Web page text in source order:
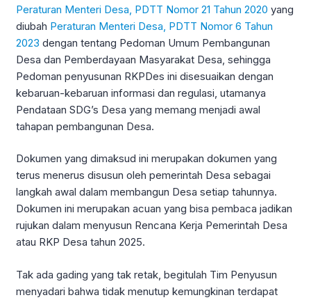
Peraturan Menteri Desa, PDTT Nomor 21 Tahun 2020 yang
diubah Peraturan Menteri Desa, PDTT Nomor 6 Tahun
2023 dengan tentang Pedoman Umum Pembangunan
Desa dan Pemberdayaan Masyarakat Desa, sehingga
Pedoman penyusunan RKPDes ini disesuaikan dengan
kebaruan-kebaruan informasi dan regulasi, utamanya
Pendataan SDG’s Desa yang memang menjadi awal
tahapan pembangunan Desa.
Dokumen yang dimaksud ini merupakan dokumen yang
terus menerus disusun oleh pemerintah Desa sebagai
langkah awal dalam membangun Desa setiap tahunnya.
Dokumen ini merupakan acuan yang bisa pembaca jadikan
rujukan dalam menyusun Rencana Kerja Pemerintah Desa
atau RKP Desa tahun 2025.
Tak ada gading yang tak retak, begitulah Tim Penyusun
menyadari bahwa tidak menutup kemungkinan terdapat